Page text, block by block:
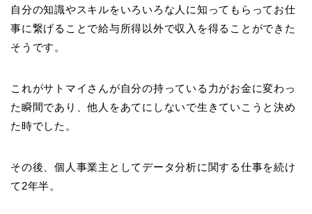
自分の知識やスキルをいろいろな人に知ってもらってお仕
事に繋げることで給与所得以外で収入を得ることができた
そうです。
これがサトマイさんが自分の持っている力がお金に変わっ
た瞬間であり、他人をあてにしないで生きていこうと決め
た時でした。
その後、個人事業主としてデータ分析に関する仕事を続け
て2年半。